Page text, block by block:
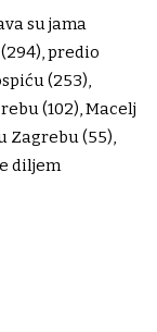
su jama
predio
(253),
(102), Macelj
Zagrebu (55),
diljem